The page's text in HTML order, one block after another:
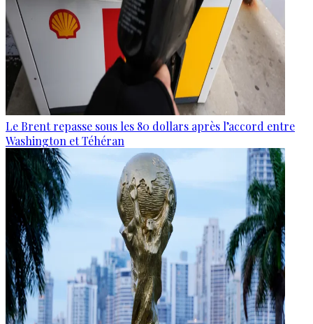
Le Brent repasse sous les 80 dollars après l’accord entre
Washington et Téhéran